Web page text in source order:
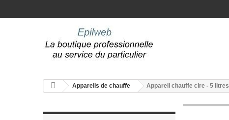
Appareils de chauffe Appareil chauffe cire - 5 litres